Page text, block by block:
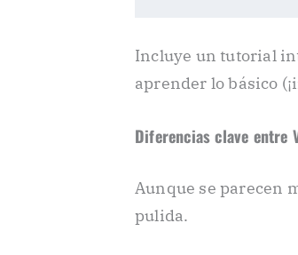
Incluye un tutorial
aprender lo básico
Diferencias clave entre
Aunque se parecen
pulida.